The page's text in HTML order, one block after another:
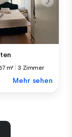
67 m² |3 Zimmer
Mehr sehen